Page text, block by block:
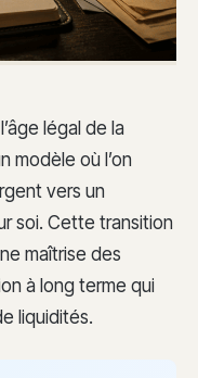
légal de la
modèle où l’on
vers un
soi. Cette transition
maîtrise des
à long terme qui
liquidités.